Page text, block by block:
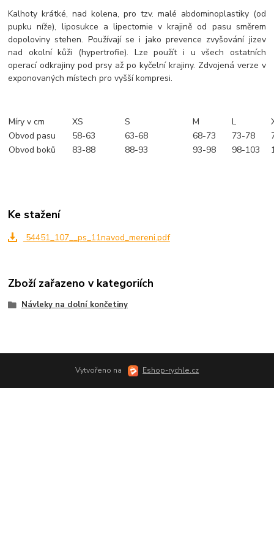
Kalhoty krátké, nad kolena, pro tzv. malé abdominoplastiky (od
pupku níže), liposukce a lipectomie v krajině od pasu směrem
dopoloviny stehen. Používají se i jako prevence zvyšování jizev
nad okolní kůži (hypertrofie). Lze použít i u všech ostatních
operací odkrajiny pod prsy až po kyčelní krajiny. Zdvojená verze v
exponovaných místech pro vyšší kompresi.
Míry v cm XS S M L
Obvod pasu
58-63 63-68 68-73 73-78
Obvod boků
83-88 88-93 93-98 98-103
Ke stažení
54451_107__ps_11navod_mereni.pdf
Zboží zařazeno v kategoriích
Návleky na dolní končetiny
Vytvořeno na Eshop-rychle.cz